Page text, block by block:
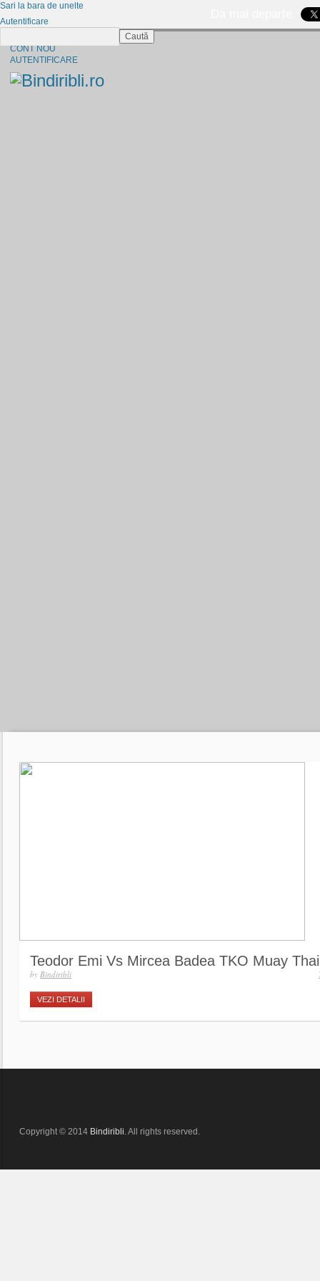
CONT NOU
AUTENTIFICARE
Teodor Emi Vs Mircea Badea TKO Muay
by Bindiribli
VEZI DETALII
Copyright © 2014 Bindiribli. All rights reserved.
Sari la bara de unelte
Autentificare
Caută